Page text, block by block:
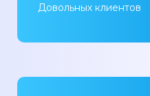
Довольных клиентов